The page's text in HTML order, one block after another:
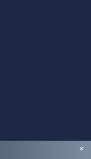
×